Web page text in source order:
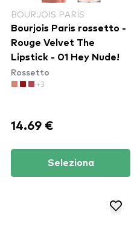
BOURJOIS PARIS
Bourjois Paris rossetto -
Rouge Velvet The
Lipstick - 01 Hey Nude!
Rossetto
+3
14.69 €
Seleziona